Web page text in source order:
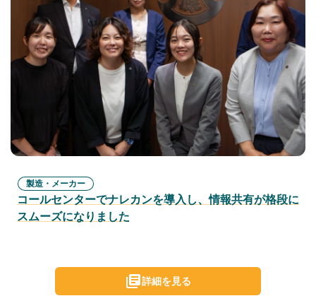
製造・メーカー
コールセンターでナレカンを導入し、情報共有が格段に
スムーズになりました
詳細を見る